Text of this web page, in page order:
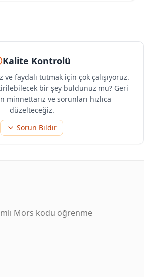
Kalite Kontrolü
ve faydalı tutmak için çok çalışıyoruz.
bir şey buldunuz mu? Geri
ve sorunları hızlıca
düzelteceğiz.
Sorun Bildir
Mors kodu öğrenme